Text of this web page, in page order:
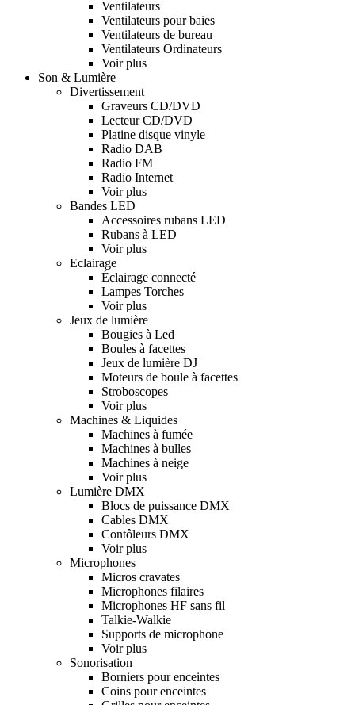
Ventilateurs
Ventilateurs pour baies
Ventilateurs de bureau
Ventilateurs Ordinateurs
Voir plus
Son & Lumière
Divertissement
Graveurs CD/DVD
Lecteur CD/DVD
Platine disque vinyle
Radio DAB
Radio FM
Radio Internet
Voir plus
Bandes LED
Accessoires rubans LED
Rubans à LED
Voir plus
Eclairage
Éclairage connecté
Lampes Torches
Voir plus
Jeux de lumière
Bougies à Led
Boules à facettes
Jeux de lumière DJ
Moteurs de boule à facettes
Stroboscopes
Voir plus
Machines & Liquides
Machines à fumée
Machines à bulles
Machines à neige
Voir plus
Lumière DMX
Blocs de puissance DMX
Cables DMX
Contôleurs DMX
Voir plus
Microphones
Micros cravates
Microphones filaires
Microphones HF sans fil
Talkie-Walkie
Supports de microphone
Voir plus
Sonorisation
Borniers pour enceintes
Coins pour enceintes